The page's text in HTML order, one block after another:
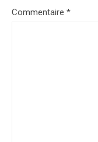
Commentaire *